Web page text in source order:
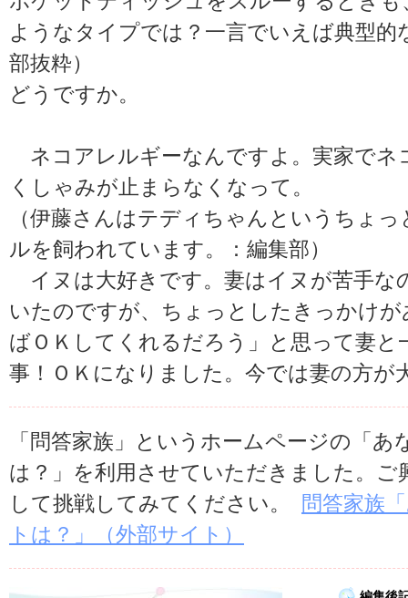
ようなタイプでは？一言でいえば典型的
部抜粋）
どうですか。
ネコアレルギーなんですよ。実家でネ
くしゃみが止まらなくなって。
（伊藤さんはテディちゃんというちょ
ルを飼われています。：編集部）
イヌは大好きです。妻はイヌが苦手な
いたのですが、ちょっとしたきっかけ
ばＯＫしてくれるだろう」と思って妻と
事！ＯＫになりました。今では妻の方が
「問答家族」というホームページの「
は？」を利用させていただきました。
して挑戦してみてください。
問答家族
トは？」（外部サイト）